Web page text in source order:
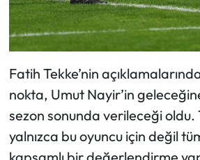
Fatih Tekke’nin
nokta, Umut Nayir’in
sezon sonunda verileceği oldu.
yalnızca bu oyuncu için değil